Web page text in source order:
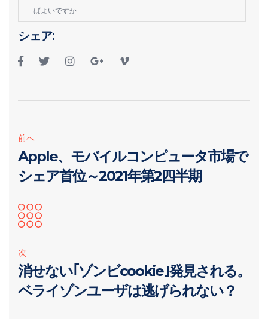
ばよいですか
シェア:
前へ
Apple、モバイルコンピュータ市場で
シェア首位～2021年第2四半期
次
消せない｢ゾンビcookie｣発見される。
ベライゾンユーザは逃げられない？